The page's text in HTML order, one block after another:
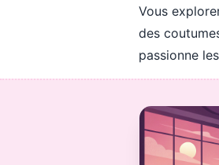
Vous
des
passionne